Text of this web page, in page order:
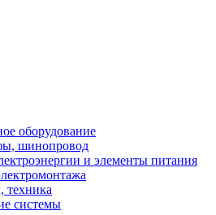
оборудование
шинопровод
и элементы питания
техника
системы